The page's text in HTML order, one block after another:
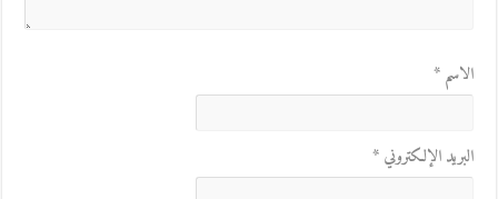
الاسم*
البريد الإلكتروني*